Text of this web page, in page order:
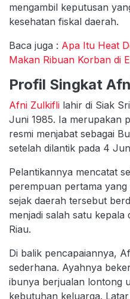
mengambil keputusan
kesehatan fiskal daerah.
Baca juga : Apa Itu Heat
Makan Ribuan Korban di
Profil Singkat
Afni Zulkifli lahir di Siak
Juni 1985. Ia merupakan
resmi menjabat sebagai
setelah dilantik pada 4
Pelantikannya mencatat
perempuan pertama
sejak daerah tersebut
menjadi salah satu
Riau.
Di balik pencapaiannya,
sederhana. Ayahnya
ibunya berjualan lontong
kebutuhan keluarga.